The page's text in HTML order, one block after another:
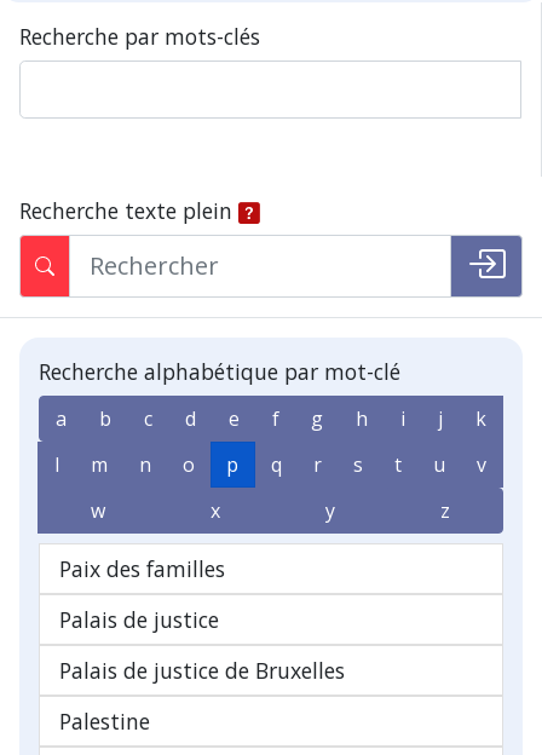
Recherche par mots-clés
Recherche texte plein
Recherche alphabétique par mot-clé
a b c d e f g h i j
k
l
m n o p q r s t u
v
w
x y z
Paix des familles
Palais de justice
Palais de justice de Bruxelles
Palestine